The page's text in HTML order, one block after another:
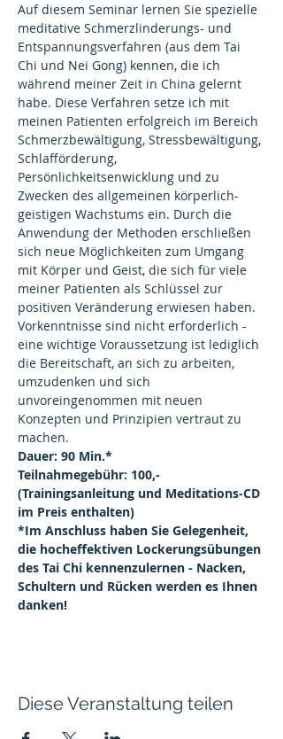
Auf diesem Seminar lernen Sie spezielle
meditative Schmerzlinderungs- und
Entspannungsverfahren (aus dem Tai
Chi und Nei Gong) kennen, die ich
während meiner Zeit in China gelernt
habe. Diese Verfahren setze ich mit
meinen Patienten erfolgreich im Bereich
Schmerzbewältigung, Stressbewältigung,
Schlafförderung,
Persönlichkeitsenwicklung und zu
Zwecken des allgemeinen körperlich-
geistigen Wachstums ein. Durch die
Anwendung der Methoden erschließen
sich neue Möglichkeiten zum Umgang
mit Körper und Geist, die sich für viele
meiner Patienten als Schlüssel zur
positiven Veränderung erwiesen haben.
Vorkenntnisse sind nicht erforderlich -
eine wichtige Voraussetzung ist lediglich
die Bereitschaft, an sich zu arbeiten,
umzudenken und sich
unvoreingenommen mit neuen
Konzepten und Prinzipien vertraut zu
machen.
Dauer: 90 Min.*
Teilnahmegebühr: 100,-
(Trainingsanleitung und Meditations-CD
im Preis enthalten)
*Im Anschluss haben Sie Gelegenheit,
die hocheffektiven Lockerungsübungen
des Tai Chi kennenzulernen - Nacken,
Schultern und Rücken werden es Ihnen
danken!
Diese Veranstaltung teilen